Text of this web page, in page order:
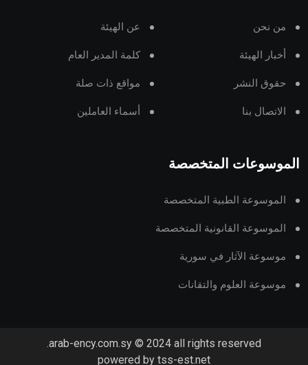
من نحن عن الهيئة
أخبار الهيئة كلمة المدير العام
حقوق النشر مواقع ذات صلة
الاتصال بنا أسماء العاملين
الموسوعات المتخصصة
الموسوعة الطبية المتخصصة
الموسوعة القانونية المتخصصة
موسوعة الآثار في سورية
موسوعة العلوم والتقانات
arab-ency.com.sy © 2024 all rights reserved.
powered by tss-est.net